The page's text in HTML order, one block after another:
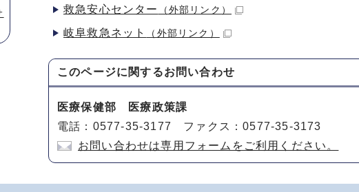
救急安心センター （外部リンク）
岐阜救急ネット （外部リンク）
このページに関するお問い合わせ
医療保健部 医療政策課
電話：0577-35-3177 ファクス：0577-35-3173
お問い合わせは専用フォームをご利用ください。